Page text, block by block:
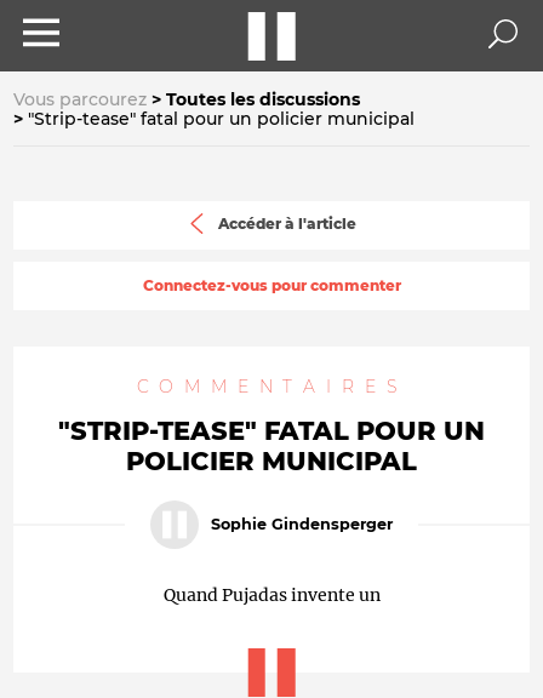
Vous parcourez
Toutes les discussions
"Strip-tease" fatal pour un policier municipal
Accéder à l'article
Connectez-vous pour commenter
COMMENTAIRES
"STRIP-TEASE" FATAL POUR UN
POLICIER MUNICIPAL
Sophie Gindensperger
Quand Pujadas invente un